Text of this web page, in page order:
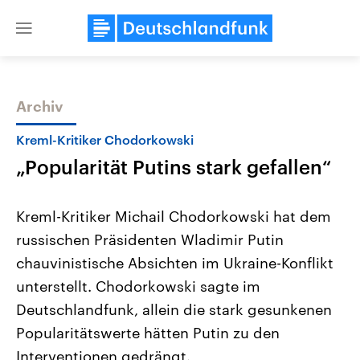
Close
Themen
Landtagswahl Sachsen-Anhalt
2026
Alle Informationen
Sachsen-Anhalt wählt am 6.
September 2026 einen neuen
Landtag. Seit 2021 wird das
Bundesland von einer Koalition aus
USA
Aktuelle Beiträge,
Hintergründe
Wirtschaftlich und
gehören die Vereinigten
Archiv
Kreml-Kritiker Chodorkowski
„Popularität Putins stark gefallen“
Kreml-Kritiker Michail Chodorkowski hat dem
russischen Präsidenten Wladimir Putin
chauvinistische Absichten im Ukraine-Konflikt
unterstellt. Chodorkowski sagte im
Deutschlandfunk, allein die stark gesunkenen
Popularitätswerte hätten Putin zu den
Interventionen gedrängt.